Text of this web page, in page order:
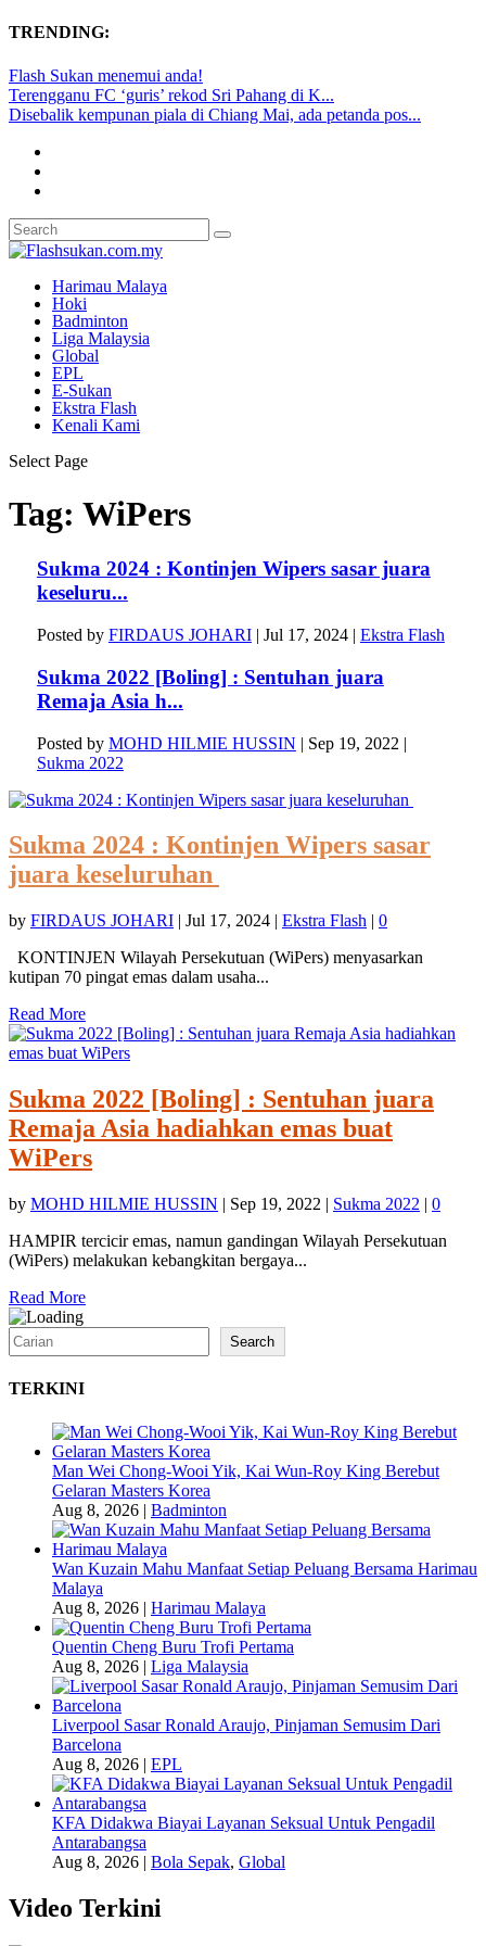
TRENDING:
Flash Sukan menemui anda!
Terengganu FC ‘guris’ rekod Sri Pahang di K...
Disebalik kempunan piala di Chiang Mai, ada petanda pos...
Harimau Malaya
Hoki
Badminton
Liga Malaysia
Global
EPL
E-Sukan
Ekstra Flash
Kenali Kami
Select Page
Tag: WiPers
Sukma 2024 : Kontinjen Wipers sasar juara
keseluru...
Posted by FIRDAUS JOHARI| Jul 17, 2024| Ekstra Flash
Sukma 2022 [Boling] : Sentuhan juara
Remaja Asia h...
Posted by MOHD HILMIE HUSSIN | Sep 19, 2022 |
Sukma 2022
Sukma 2024 : Kontinjen Wipers sasar
juara keseluruhan
by FIRDAUS JOHARI | Jul 17, 2024 | Ekstra Flash | 0
KONTINJEN Wilayah Persekutuan (WiPers) menyasarkan
kutipan 70 pingat emas dalam usaha...
Read More
Sukma 2022 [Boling] : Sentuhan juara
Remaja Asia hadiahkan emas buat
WiPers
by MOHD HILMIE HUSSIN | Sep 19, 2022 | Sukma 2022 | 0
HAMPIR tercicir emas, namun gandingan Wilayah Persekutuan
(WiPers) melakukan kebangkitan bergaya...
Read More
Search Search
TERKINI
Man Wei Chong-Wooi Yik, Kai Wun-Roy King Berebut
Gelaran Masters Korea
Aug 8, 2026 | Badminton
Wan Kuzain Mahu Manfaat Setiap Peluang Bersama Harimau
Malaya
Aug 8, 2026 | Harimau Malaya
Quentin Cheng Buru Trofi Pertama
Aug 8, 2026 | Liga Malaysia
Liverpool Sasar Ronald Araujo, Pinjaman Semusim Dari
Barcelona
Aug 8, 2026 | EPL
KFA Didakwa Biayai Layanan Seksual Untuk Pengadil
Antarabangsa
Aug 8, 2026 | Bola Sepak, Global
Video Terkini